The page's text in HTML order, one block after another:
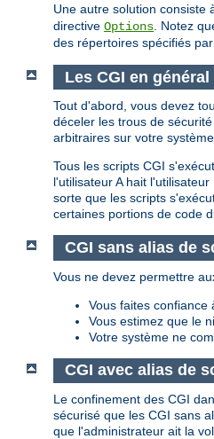
Une autre solution consiste
directive Options . Notez
des répertoires spécifiés
Les CGI en général
Tout d'abord, vous devez
déceler les trous de
arbitraires sur votre
Tous les scripts CGI
l'utilisateur A hait
sorte que les scripts
certaines portions de code
CGI sans alias de
Vous ne devez permettre
Vous faites confiance
Vous estimez que le
Votre système ne
CGI avec alias de
Le confinement des CGI
sécurisé que les CGI sans
que l'administrateur ait la